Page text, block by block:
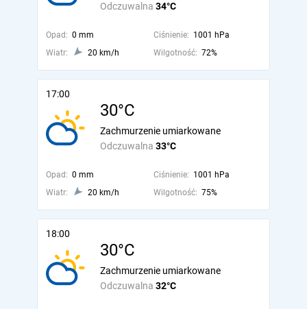
Odczuwalna 34°C
Opad: 0 mm Ciśnienie: 1001 hPa
Wiatr:
20 km/h Wilgotność: 72%
17:00
30°C
Odczuwalna 33°C
Zachmurzenie umiarkowane
Opad: 0 mm Ciśnienie: 1001 hPa
Wiatr:
20 km/h Wilgotność: 75%
18:00
30°C
Odczuwalna 32°C
Zachmurzenie umiarkowane